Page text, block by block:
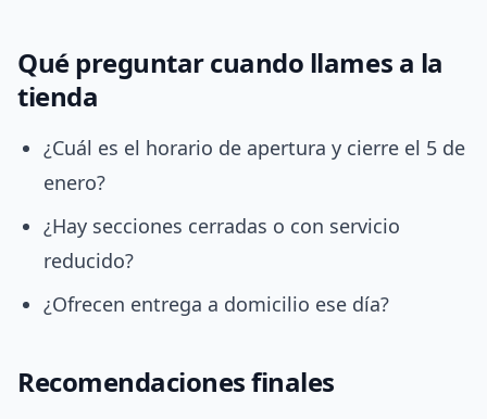
Qué preguntar cuando llames a la
tienda
¿Cuál es el horario de apertura y cierre el 5 de
enero?
¿Hay secciones cerradas o con servicio
reducido?
¿Ofrecen entrega a domicilio ese día?
Recomendaciones finales